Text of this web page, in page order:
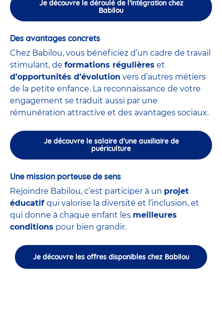
Je découvre le déroulé de l’intégration chez
Babilou
Des avantages concrets
Chez Babilou, vous bénéficiez d’un cadre de travail
stimulant, de formations régulières et
d’opportunités d’évolution vers d’autres métiers
de la petite enfance. La reconnaissance de votre
engagement se traduit aussi par une
rémunération attractive et des avantages sociaux.
Je découvre le salaire d’une auxiliaire de
puériculture
Une mission porteuse de sens
Rejoindre Babilou, c’est participer à un projet
éducatif qui valorise la diversité et l’inclusion, et
qui donne à chaque enfant les meilleures
conditions pour bien grandir.
Je découvre les offres disponibles chez Babilou